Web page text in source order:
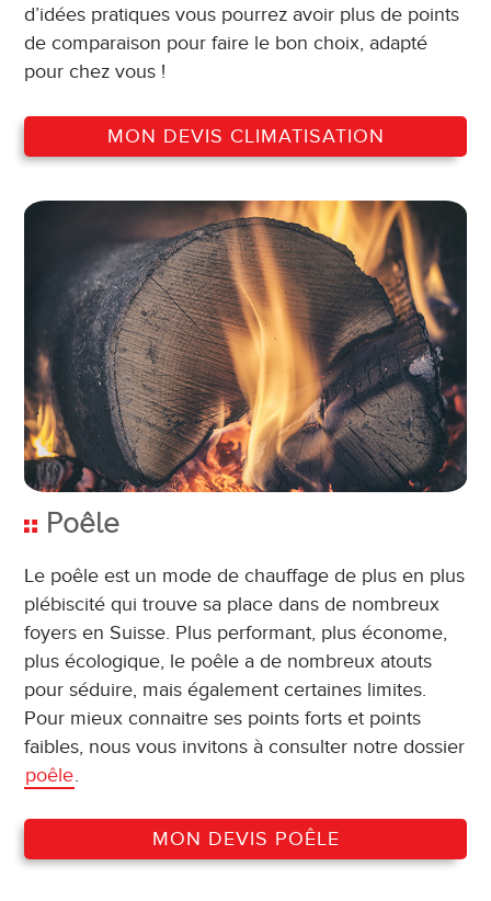
d’idées pratiques vous pourrez avoir plus de points
de comparaison pour faire le bon choix, adapté
pour chez vous !
MON DEVIS CLIMATISATION
Poêle
Le poêle est un mode de chauffage de plus en plus
plébiscité qui trouve sa place dans de nombreux
foyers en Suisse. Plus performant, plus économe,
plus écologique, le poêle a de nombreux atouts
pour séduire, mais également certaines limites.
Pour mieux connaitre ses points forts et points
faibles, nous vous invitons à consulter notre dossier
poêle.
MON DEVIS POÊLE